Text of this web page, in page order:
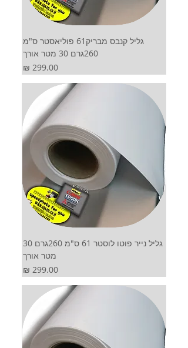
גליל קנבס מבריק61 פוליאסטר ס"מ
260גרם 30 מטר אורך
מחיר
גליל נייר פוטו לוסטר 61 ס"מ 260גרם 30
מטר אורך
מחיר